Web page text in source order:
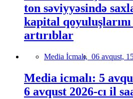
ton səviyyəsində
kapital
artırıblar
Media İcmalı, 06 avqust,
Media icmalı: 5
6 avqust 2026-cı il